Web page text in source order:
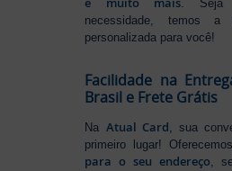
.
necessidade, temos a
personalizada para você!
Facilidade na
Brasil e Frete Grátis
Na Atual Card, sua
primeiro lugar!
para o seu endereço,